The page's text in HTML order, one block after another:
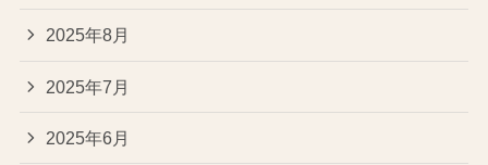
2025年8月
2025年7月
2025年6月